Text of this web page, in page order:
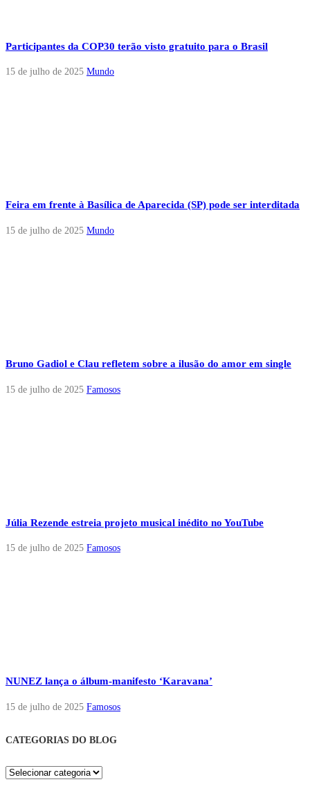
Participantes da COP30 terão visto gratuito para o Brasil
15 de julho de 2025 Mundo
Feira em frente à Basílica de Aparecida (SP) pode ser interditada
15 de julho de 2025 Mundo
Bruno Gadiol e Clau refletem sobre a ilusão do amor em single
15 de julho de 2025 Famosos
Júlia Rezende estreia projeto musical inédito no YouTube
15 de julho de 2025 Famosos
NUNEZ lança o álbum-manifesto ‘Karavana’
15 de julho de 2025 Famosos
CATEGORIAS DO BLOG
Categorias